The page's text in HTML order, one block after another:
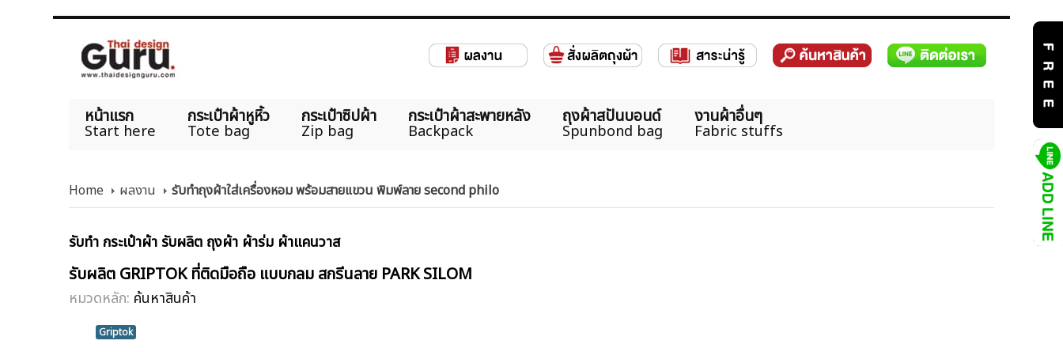
หน้าแรก
Start here
กระเป๋าผ้าหูหิ้ว
Tote bag
กระเป๋าซิปผ้า
Zip bag
กระเป๋าผ้าสะพายหลัง
Backpack
ถุงผ้าสปันบอนด์
Spunbond bag
งานผ้าอื่นๆ
Fabric stuffs
Home ผลงาน รับทำถุงผ้าใส่เครื่องหอม พร้อมสายแขวน พิมพ์ลาย second philo
รับทำ กระเป๋าผ้า รับผลิต ถุงผ้า ผ้าร่ม ผ้าแคนวาส
รับผลิต GRIPTOK ที่ติดมือถือ แบบกลม สกรีนลาย PARK SILOM
หมวดหลัก: ค้นหาสินค้า
Griptok